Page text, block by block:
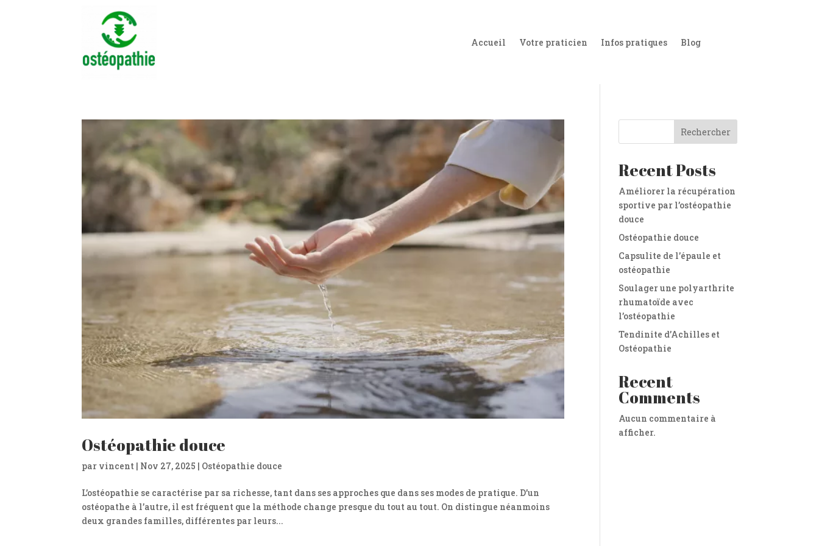
Accueil Votre praticien Infos pratiques Blog
Ostéopathie douce
par vincent | Nov 27, 2025 | Ostéopathie douce
L’ostéopathie se caractérise par sa richesse, tant dans ses approches que dans ses modes de pratique. D’un
ostéopathe à l’autre, il est fréquent que la méthode change presque du tout au tout. On distingue néanmoins
deux grandes familles, différentes par leurs...
Rechercher
Recent Posts
Améliorer la récupération
sportive par l’ostéopathie
douce
Ostéopathie douce
Capsulite de l’épaule et
ostéopathie
Soulager une polyarthrite
rhumatoïde avec
l’ostéopathie
Tendinite d’Achilles et
Ostéopathie
Recent
Comments
Aucun commentaire à
afficher.